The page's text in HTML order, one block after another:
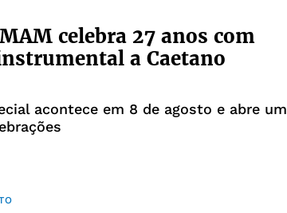
celebra 27 anos com
a Caetano
acontece em 8 de agosto e abre um